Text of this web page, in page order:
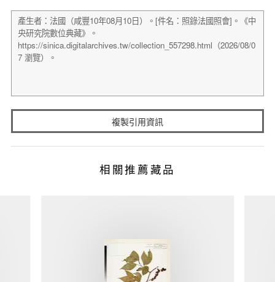
複製引用資訊
相關推薦藏品